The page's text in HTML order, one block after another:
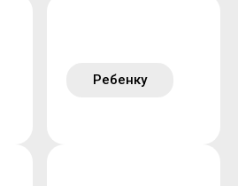
Ребенку